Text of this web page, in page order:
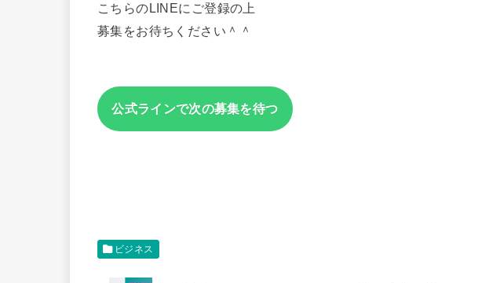
こちらのLINEにご登録の上
募集をお待ちください＾＾
公式ラインで次の募集を待つ
ビジネス